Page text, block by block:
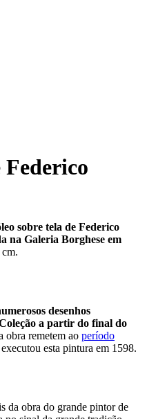
Federico
sobre tela de Federico
na Galeria Borghese em
desenhos
a partir do final do
obra remetem ao período
esta pintura em 1598.
da obra do grande pintor de